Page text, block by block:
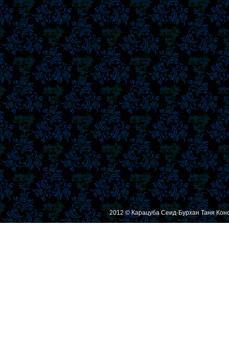
2012 © Карацуба Сеид-Бурхан Таня